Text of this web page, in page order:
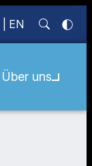
EN
Über uns